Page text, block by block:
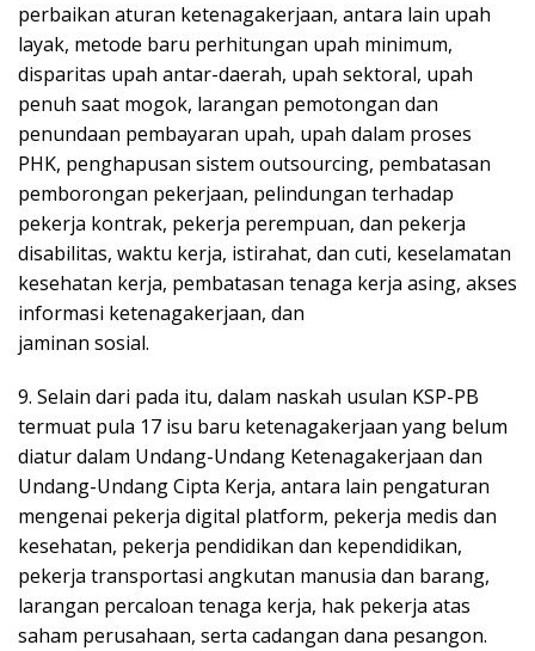
perbaikan aturan ketenagakerjaan, antara lain upah
layak, metode baru perhitungan upah minimum,
disparitas upah antar-daerah, upah sektoral, upah
penuh saat mogok, larangan pemotongan dan
penundaan pembayaran upah, upah dalam proses
PHK, penghapusan sistem outsourcing, pembatasan
pemborongan pekerjaan, pelindungan terhadap
pekerja kontrak, pekerja perempuan, dan pekerja
disabilitas, waktu kerja, istirahat, dan cuti, keselamatan
kesehatan kerja, pembatasan tenaga kerja asing, akses
informasi ketenagakerjaan, dan
jaminan sosial.
9. Selain dari pada itu, dalam naskah usulan KSP-PB
termuat pula 17 isu baru ketenagakerjaan yang belum
diatur dalam Undang-Undang Ketenagakerjaan dan
Undang-Undang Cipta Kerja, antara lain pengaturan
mengenai pekerja digital platform, pekerja medis dan
kesehatan, pekerja pendidikan dan kependidikan,
pekerja transportasi angkutan manusia dan barang,
larangan percaloan tenaga kerja, hak pekerja atas
saham perusahaan, serta cadangan dana pesangon.